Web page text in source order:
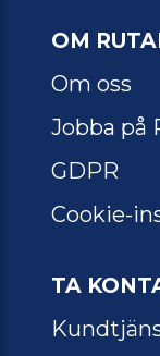
OM
Om oss
Jobba på
GDPR
Cookie-
TA